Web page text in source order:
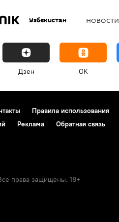
Узбекистан НОВОСТИ
Дзен OK
Правила использования
Реклама Обратная связь
права защищены. 18+